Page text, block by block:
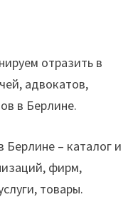
отразить в
адвокатов,
в Берлине.
Берлине – каталог и
фирм,
товары.